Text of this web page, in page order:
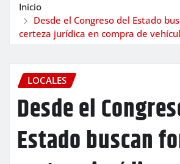
Inicio
Desde el Congreso del Estado
certeza jurídica en compra de
LOCALES
Desde el
Estado buscan